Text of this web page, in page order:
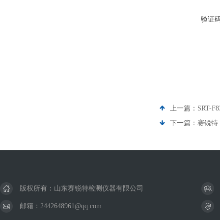
验证
上一篇： SRT-
下一篇： 赛锐特
版权所有：山东赛锐特检测仪器有限公司
邮箱：2442648961@qq.com